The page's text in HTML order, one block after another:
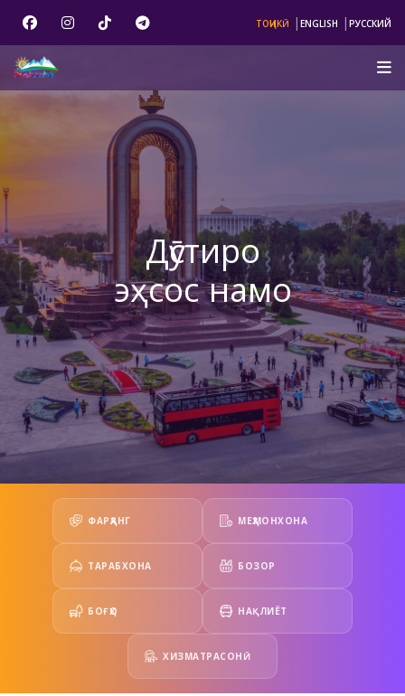
ТОҶИКӢ | ENGLISH | РУССКИЙ
Дӯстиро
эҳсос намо
ФАРҲАНГ МЕҲМОНХОНА
ТАРАБХОНА БОЗОР
БОҒҲО НАҚЛИЁТ
ХИЗМАТРАСОНӢ